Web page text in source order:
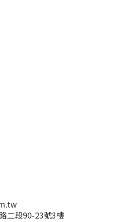
二段90-23號3樓